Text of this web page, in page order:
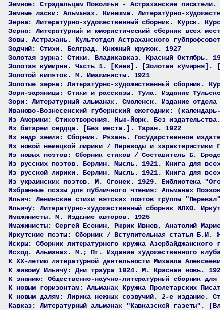
Земное: Страдальцам Поволжья - Астраханские
Земные ласки: Альманах. Кинешма. Литературно-
Зерна: Литературно-художественный сборник. Курск.
Зерна: Литературный и юмористический сборник всех
Зовы. Астрахань. Культотдел Астраханского
Зодчий: Стихи. Белград. Книжный кружок. 1927
Золотая зурна: Стихи. Владикавказ. Красный Октябрь.
Золотая кумирня. Часть 1. [Киев]. [Золотая кумирня].
Золотой кипяток. М. Имажинисты. 1921
Золотые зерна: Литературно-художественный сборник.
Зори-заряницы: Стихи и рассказы. Тула. Издание
Зори: Литературный альманах. Смоленск. Издание
Иваново-Вознесенский губернский ежегодник:
Из Америки: Стихотворения. Нью-Йорк. Без
Из батареи сердца. [Без места.]. Таран. 1922
Из недр земли: Сборник. Рязань. Государственное
Из новой немецкой лирики / Переводы и
Из новых поэтов: Сборник стихов / Составитель Б.
Из русских поэтов. Берлин. Мысль. 1921. Книга для
Из русской лирики. Берлин. Мысль. 1921. Книга для
Из украинских поэтов. М. Огонек. 1929. Библиотека
Избранные поэзы для публичного чтения: Альманах
Ильич: Ленинские стихи вятских поэтов группы
Ильичу: Литературно-художественный сборник ИЛХО.
Имажинисты. М. Издание авторов. 1925
Имажинисты: Сергей Есенин, Рюрик Ивнев, Анатолий
Иркутские поэты: Сборник / Вступительная статья Б.И.
Искры: Сборник литературного кружка
Исход. Альманах. М.; Пг. Издание художественного
К XX-летию литературной деятельности Михаила
К живому Ильичу: Дни траура 1924. М. Красная новь.
К знанию: Общественно-научно-литературный сборник
К новым горизонтам: Альманах Кружка Пролетарских
К новым далям: Лирика нежных созвучий. 2-е издание.
Кавказ: Литературный альманах "Кавказской газеты".